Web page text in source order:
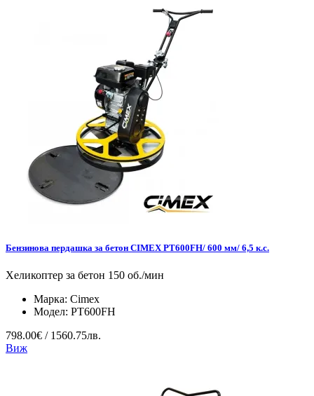
Бензинова пердашка за бетон CIMEX PT600FH/ 600 мм/ 6,5 к.с.
Хеликоптер за бетон 150 об./мин
Марка: Cimex
Модел: PT600FH
798.00€ / 1560.75лв.
Виж